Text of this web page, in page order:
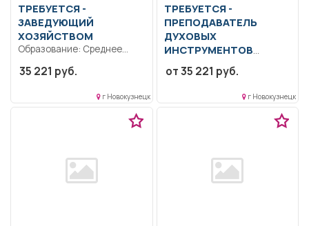
ТРЕБУЕТСЯ -
ЗАВЕДУЮЩИЙ
ХОЗЯЙСТВОМ
Образование: Среднее
образование.. Согласно
Полный рабочий...
35 221 руб.
г Новокузнецк
ТРЕБУЕТСЯ -
ПРЕПОДАВАТЕЛЬ
ДУХОВЫХ
ИНСТРУМЕНТОВ
образование —
Устав Учреждения,
от 35 221 руб.
г Новокузнецк